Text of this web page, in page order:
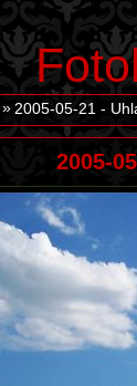
2005-05-21 -
2005-